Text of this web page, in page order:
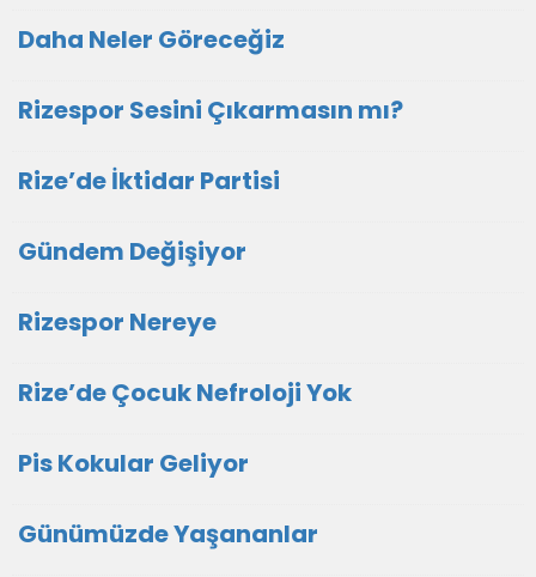
Daha Neler Göreceğiz
Rizespor Sesini Çıkarmasın mı?
Rize’de İktidar Partisi
Gündem Değişiyor
Rizespor Nereye
Rize’de Çocuk Nefroloji Yok
Pis Kokular Geliyor
Günümüzde Yaşananlar